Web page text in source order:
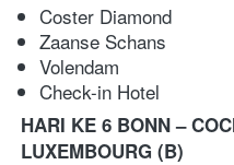
Coster Diamond
Zaanse Schans
Volendam
Check-in Hotel
HARI KE 6 BONN –
LUXEMBOURG (B)